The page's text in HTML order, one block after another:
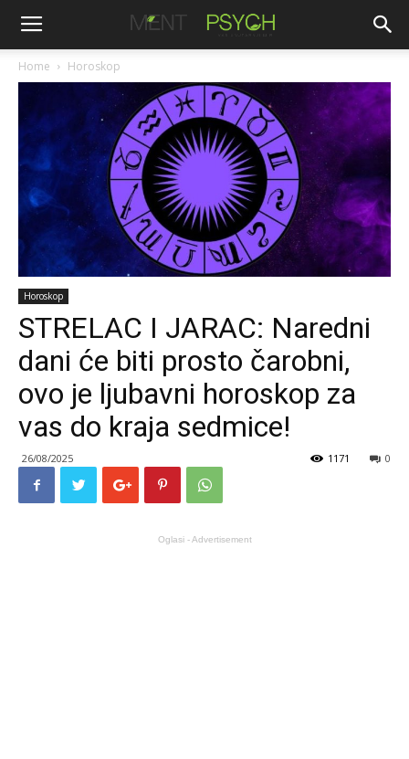
Home Horoskop
Horoskop
STRELAC I JARAC: Naredni
dani će biti prosto čarobni,
ovo je ljubavni horoskop za
vas do kraja sedmice!
26/08/2025 0
1171
Oglasi - Advertisement